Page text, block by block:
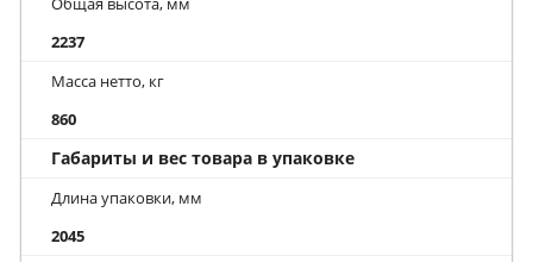
2237
Масса нетто, кг
860
Габариты и вес товара в упаковке
Длина упаковки, мм
2045